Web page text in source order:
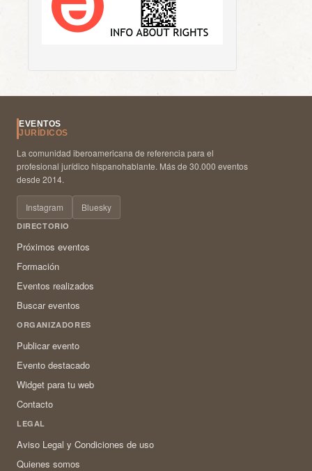
EVENTOS
JURÍDICOS
La comunidad iberoamericana de referencia para el
profesional jurídico hispanohablante. Más de 30.000 eventos
desde 2014.
Instagram Bluesky
DIRECTORIO
Próximos eventos
Formación
Eventos realizados
Buscar eventos
ORGANIZADORES
Publicar evento
Evento destacado
Widget para tu web
Contacto
LEGAL
Aviso Legal y Condiciones de uso
Quienes somos